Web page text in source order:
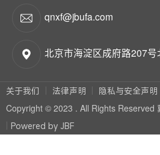
qnxf@jbufa.com
北京市海淀区成府路207号
关于我们 法律声明 隐私与安全声明
Copyright © 2023 . All Rights Reserved
Powered by JBF